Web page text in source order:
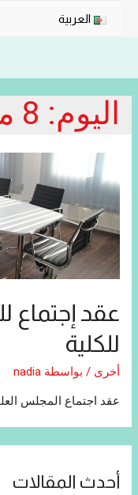
العربية
اليوم: 8 مارس، 2023
عقد إجتماع
للكلية
أخرى / بواسطة nadia
عقد اجتماع المجلس
أحدث المقالات